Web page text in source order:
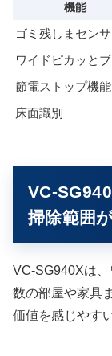
機能
ゴミ残しまセン
ワイドピカッと
節電ストップ機能
床面識別
VC-
掃除範囲
VC-SG940Xは
数の部屋や家具
価値を感じやす